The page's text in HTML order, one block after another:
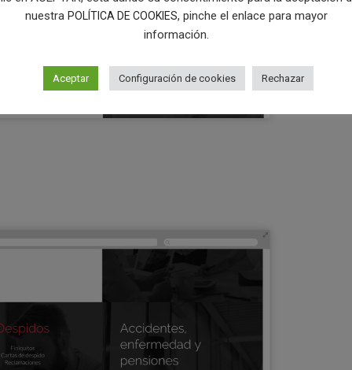
nuestra POLÍTICA DE COOKIES, pinche el enlace para mayor
información.
Aceptar Configuración de cookies Rechazar